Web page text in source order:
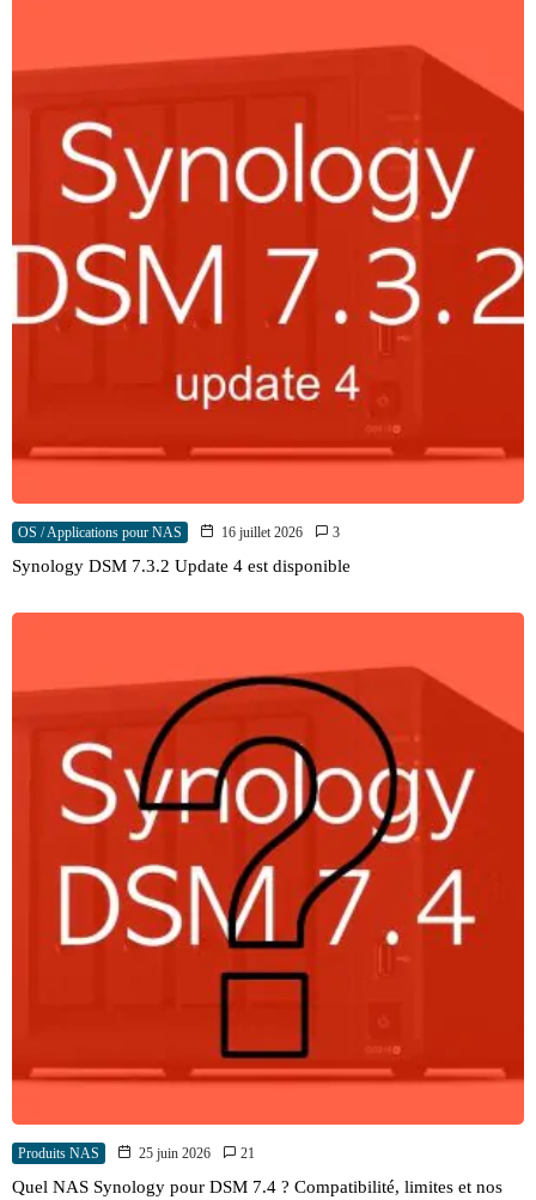
OS / Applications pour NAS 16 juillet 2026 3
Synology DSM 7.3.2 Update 4 est disponible
Produits NAS 25 juin 2026 21
Quel NAS Synology pour DSM 7.4 ? Compatibilité, limites et nos